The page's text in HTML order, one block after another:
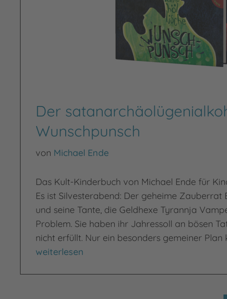
Der
Wunschpunsch
von Michael Ende
Das Kult-Kinderbuch von Michael Ende für
Es ist Silvesterabend: Der geheime
und seine Tante, die Geldhexe Tyrannja
Problem. Sie haben ihr Jahressoll an bösen
nicht erfüllt. Nur ein besonders gemeiner Plan
Der satanarchäolügenialkohöllische
weiterlesen